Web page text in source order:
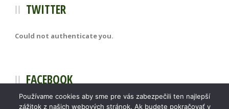
TWITTER
Could not authenticate you.
FACEBOOK
Používame cookies aby sme pre vás zabezpečili ten najlepší
zážitok z našich webových stránok. Ak budete pokračovať v